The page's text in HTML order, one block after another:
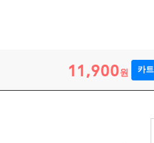
11,900원 카